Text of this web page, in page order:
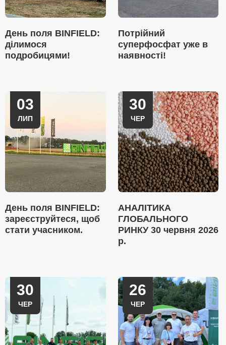
День поля BINFIELD:
ділимося
подробицями!
Потрійний
суперфосфат уже в
наявності!
03
ЛИП
День поля BINFIELD:
зареєструйтеся, щоб
стати учасником.
30
ЧЕР
АНАЛІТИКА
ГЛОБАЛЬНОГО
РИНКУ 30 червня 2026
р.
30
ЧЕР
26
ЧЕР